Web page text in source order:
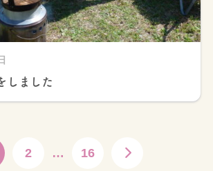
しました
2 … 16